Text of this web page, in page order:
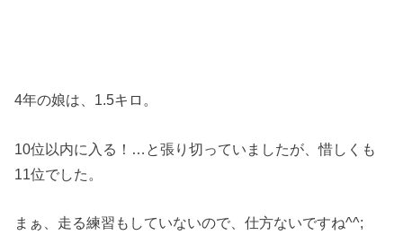
4年の娘は、1.5キロ。
10位以内に入る！…と張り切っていましたが、惜しくも
11位でした。
まぁ、走る練習もしていないので、仕方ないですね^^;